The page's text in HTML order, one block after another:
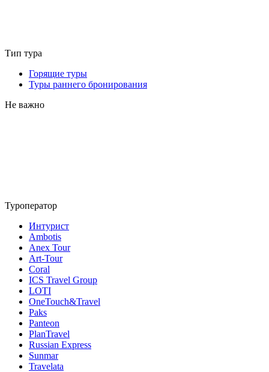
Тип тура
Горящие туры
Туры раннего бронирования
Не важно
Туроператор
Интурист
Ambotis
Anex Tour
Art-Tour
Coral
ICS Travel Group
LOTI
OneTouch&Travel
Paks
Panteon
PlanTravel
Russian Express
Sunmar
Travelata